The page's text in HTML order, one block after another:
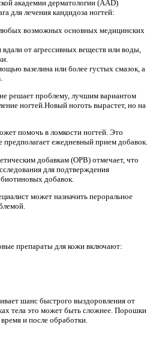
академии дерматологии (AAD)
для лечения кандидоза ногтей:
возможных основных медицинских
от агрессивных веществ или воды,
вазелина или более густых смазок, а
решает проблему, лучшим вариантом
ногтей.Новый ноготь вырастет, но на
помочь в ломкости ногтей. Это
предполагает ежедневный прием добавок.
добавкам (ОРВ) отмечает, что
для подтверждения
добавок.
может назначить пероральное
препараты для кожи включают:
шанс быстрого выздоровления от
тела это может быть сложнее. Порошки
и после обработки.